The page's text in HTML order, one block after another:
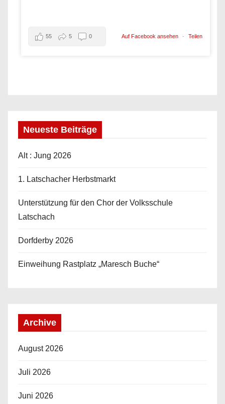
Auf Facebook ansehen · Teilen
55 5 0
Neueste Beiträge
Alt : Jung 2026
1. Latschacher Herbstmarkt
Unterstützung für den Chor der Volksschule
Latschach
Dorfderby 2026
Einweihung Rastplatz „Maresch Buche“
Archive
August 2026
Juli 2026
Juni 2026